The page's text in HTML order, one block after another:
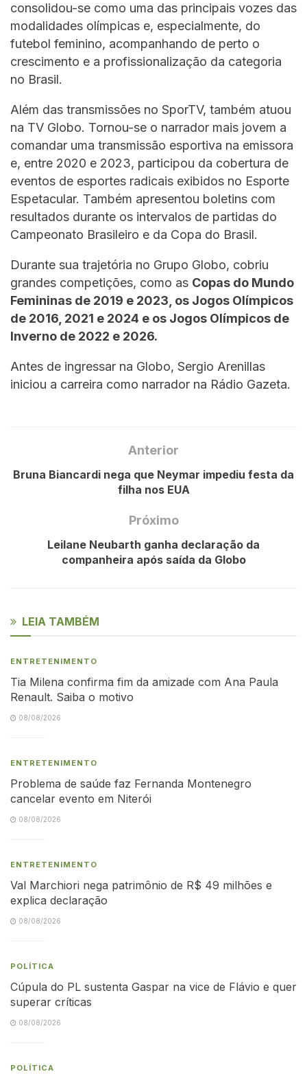
consolidou-se como uma das principais vozes das
modalidades olímpicas e, especialmente, do
futebol feminino, acompanhando de perto o
crescimento e a profissionalização da categoria
no Brasil.
Além das transmissões no SporTV, também atuou
na TV Globo. Tornou-se o narrador mais jovem a
comandar uma transmissão esportiva na emissora
e, entre 2020 e 2023, participou da cobertura de
eventos de esportes radicais exibidos no Esporte
Espetacular. Também apresentou boletins com
resultados durante os intervalos de partidas do
Campeonato Brasileiro e da Copa do Brasil.
Durante sua trajetória no Grupo Globo, cobriu
grandes competições, como as Copas do Mundo
Femininas de 2019 e 2023, os Jogos Olímpicos
de 2016, 2021 e 2024 e os Jogos Olímpicos de
Inverno de 2022 e 2026.
Antes de ingressar na Globo, Sergio Arenillas
iniciou a carreira como narrador na Rádio Gazeta.
Anterior
Bruna Biancardi nega que Neymar impediu festa da
filha nos EUA
Próximo
Leilane Neubarth ganha declaração da
companheira após saída da Globo
LEIA TAMBÉM
ENTRETENIMENTO
Tia Milena confirma fim da amizade com Ana Paula
Renault. Saiba o motivo
08/08/2026
ENTRETENIMENTO
Problema de saúde faz Fernanda Montenegro
cancelar evento em Niterói
08/08/2026
ENTRETENIMENTO
Val Marchiori nega patrimônio de R$ 49 milhões e
explica declaração
08/08/2026
POLÍTICA
Cúpula do PL sustenta Gaspar na vice de Flávio e quer
superar críticas
08/08/2026
POLÍTICA